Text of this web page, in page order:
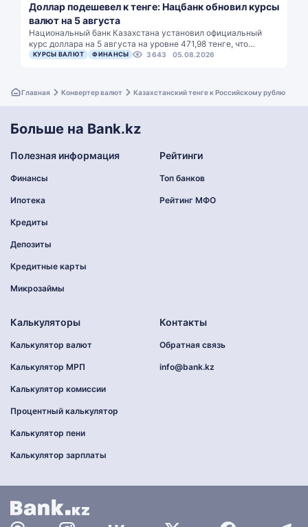
Доллар подешевел к тенге: Нацбанк обновил курсы
валют на 5 августа
Национальный банк Казахстана установил официальный
курс доллара на 5 августа на уровне 471,98 тенге, что…
КУРСЫ ВАЛЮТ ФИНАНСЫ 3643 05.08.2026
Главная Конвертер валют Казахстанский тенге к Российскому рублю
Больше на Bank.kz
Полезная информация
Финансы
Ипотека
Кредиты
Депозиты
Кредитные карты
Микрозаймы
Рейтинги
Топ банков
Рейтинг МФО
Калькуляторы
Калькулятор валют
Калькулятор МРП
Калькулятор комиссии
Процентный калькулятор
Калькулятор пени
Калькулятор зарплаты
Контакты
Обратная связь
info@bank.kz